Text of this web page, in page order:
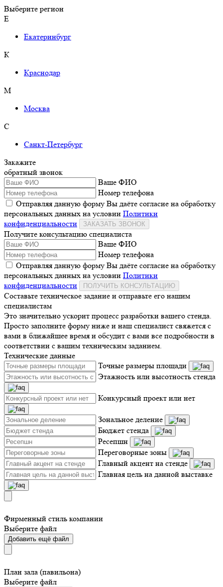
Выберите регион
Е
Екатеринбург
К
Краснодар
М
Москва
С
Санкт-Петербург
Закажите
обратный звонок
Ваше ФИО
Номер телефона
Отправляя данную форму Вы даёте согласие на обработку
персональных данных на условии Политики
конфиденциальности
ЗАКАЗАТЬ ЗВОНОК
Получите консультацию специалиста
Ваше ФИО
Номер телефона
Отправляя данную форму Вы даёте согласие на обработку
персональных данных на условии Политики
конфиденциальности
ПОЛУЧИТЬ КОНСУЛЬТАЦИЮ
Составьте техническое задание и отправьте его нашим
специалистам
Это значительно ускорит процесс разработки вашего стенда.
Просто заполните форму ниже и наш специалист свяжется с
вами в ближайшее время и обсудит с вами все подробности в
соответствии с вашим техническим заданием.
Технические данные
Точные размеры площади
Этажность или высотность стенда
Конкурсный проект или нет
Зональное деление
Бюджет стенда
Ресепшн
Переговорные зоны
Главный акцент на стенде
Главная цель на данной выставке
Фирменный стиль компании
Выберите файл
Добавить ещё файл
План зала (павильона)
Выберите файл